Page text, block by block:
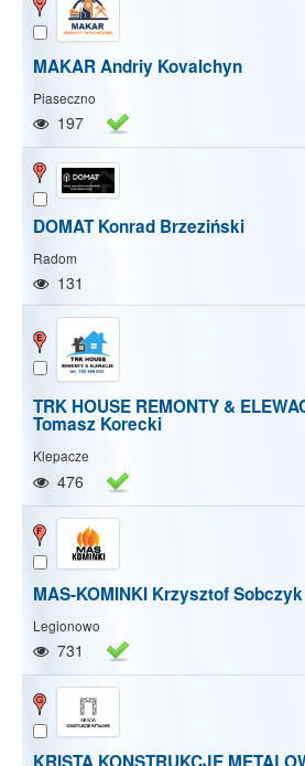
Pokaż/Ukryj mapę Pokaż/Ukryj
MAKAR Andriy Kovalchyn
Piaseczno
197
DOMAT Konrad Brzeziński
Radom
131
TRK HOUSE REMONTY &
Tomasz Korecki
Klepacze
476
MAS-KOMINKI Krzysztof Sobczyk
Legionowo
731